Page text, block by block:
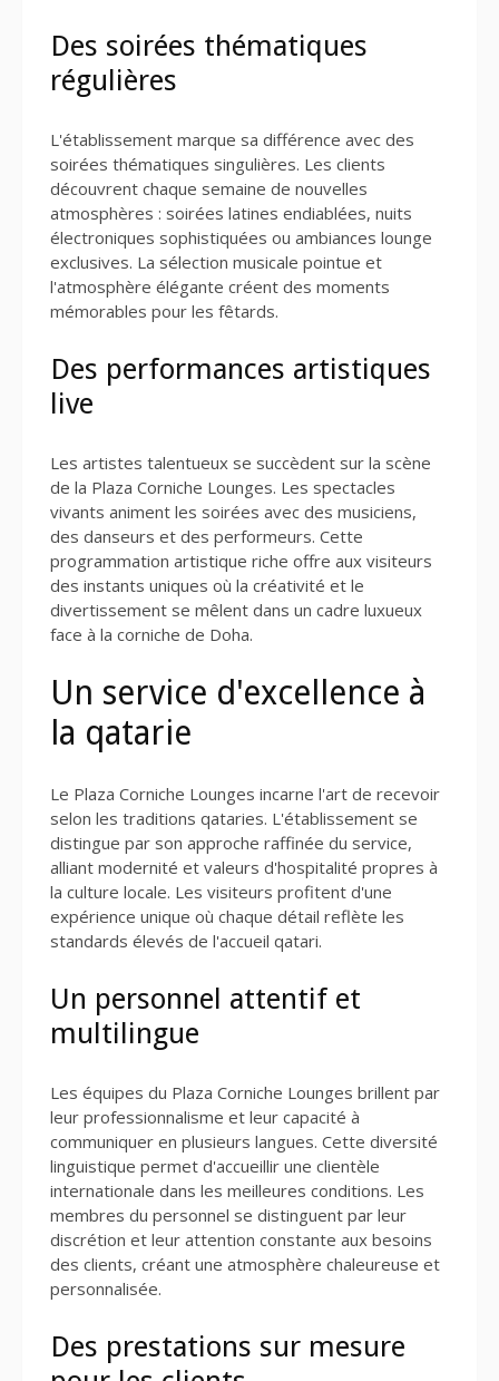
Des soirées thématiques
régulières
L'établissement marque sa différence avec des
soirées thématiques singulières. Les clients
découvrent chaque semaine de nouvelles
atmosphères : soirées latines endiablées, nuits
électroniques sophistiquées ou ambiances lounge
exclusives. La sélection musicale pointue et
l'atmosphère élégante créent des moments
mémorables pour les fêtards.
Des performances artistiques
live
Les artistes talentueux se succèdent sur la scène
de la Plaza Corniche Lounges. Les spectacles
vivants animent les soirées avec des musiciens,
des danseurs et des performeurs. Cette
programmation artistique riche offre aux visiteurs
des instants uniques où la créativité et le
divertissement se mêlent dans un cadre luxueux
face à la corniche de Doha.
Un service d'excellence à
la qatarie
Le Plaza Corniche Lounges incarne l'art de recevoir
selon les traditions qataries. L'établissement se
distingue par son approche raffinée du service,
alliant modernité et valeurs d'hospitalité propres à
la culture locale. Les visiteurs profitent d'une
expérience unique où chaque détail reflète les
standards élevés de l'accueil qatari.
Un personnel attentif et
multilingue
Les équipes du Plaza Corniche Lounges brillent par
leur professionnalisme et leur capacité à
communiquer en plusieurs langues. Cette diversité
linguistique permet d'accueillir une clientèle
internationale dans les meilleures conditions. Les
membres du personnel se distinguent par leur
discrétion et leur attention constante aux besoins
des clients, créant une atmosphère chaleureuse et
personnalisée.
Des prestations sur mesure